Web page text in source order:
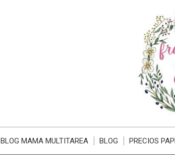
BLOG MAMA MULTITAREA BLOG PRECIOS